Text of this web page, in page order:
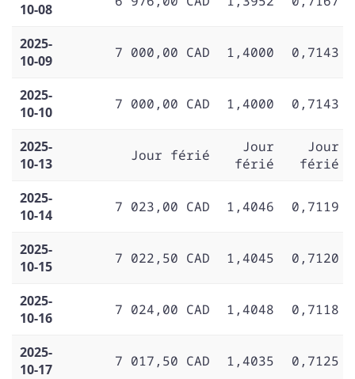
10-08
2025-
10-09
7 000,00 CAD 1,4000 0,7143
2025-
10-10
7 000,00 CAD 1,4000 0,7143
2025-
10-13
Jour férié
Jour
férié
Jour
férié
2025-
10-14
7 023,00 CAD 1,4046 0,7119
2025-
10-15
7 022,50 CAD 1,4045 0,7120
2025-
10-16
7 024,00 CAD 1,4048 0,7118
2025-
10-17
7 017,50 CAD 1,4035 0,7125